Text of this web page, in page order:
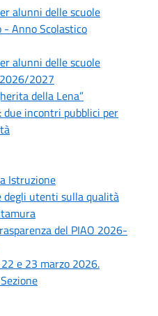
alunni delle scuole
- Anno Scolastico
alunni delle scuole
2027
della Lena”
due incontri pubblici per
Istruzione
degli utenti sulla qualità
del PIAO 2026-
e 23 marzo 2026.